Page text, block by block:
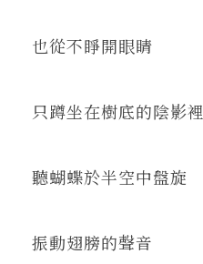
也從不睜開眼睛
只蹲坐在樹底的陰影裡
聽蝴蝶於半空中盤旋
振動翅膀的聲音